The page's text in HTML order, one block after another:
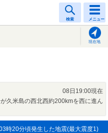
検索 メニュー
現在地
08日19:00現在
久米島の西北西約200kmを西に進ん
時20分頃発生した地震(最大震度1)